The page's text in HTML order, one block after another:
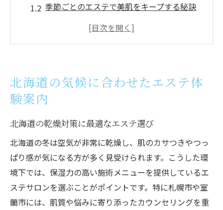
季節ごとのエステで美肌をキープする秘訣
寒暖差に強いエステのアプローチとは
室蘭市で肌質改善を目指すエステの魅力
室蘭エステで叶える毛穴ケアと肌質改善
肌悩みに寄り添う室蘭のエステ施術特徴
リラクゼーション重視の室蘭エステ体験
口コミで評判の肌質改善エステとは何か
ハーブピーリングなど最新エステ技術紹介
乾燥や毛穴悩みに強い札幌エステケア解説
札幌で人気の乾燥肌エステアプローチ法
北海道の気候に合わせたエステ体
験案内
北海道の乾燥対策に最適なエステ選び
北海道の冬は空気が非常に乾燥し、肌のカサつきやつっ
ぱり感が気になる方が多く見受けられます。こうした環
境下では、保湿力の高い施術メニューを提供しているエ
ステサロンを選ぶことがポイントです。特に札幌市や室
蘭市には、肌質や悩みに寄り添ったカウンセリングを重